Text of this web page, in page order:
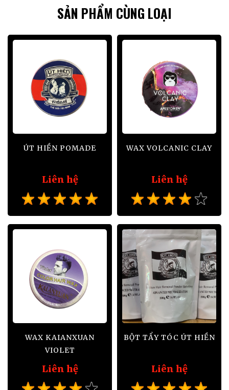
SẢN PHẨM CÙNG LOẠI
ÚT HIỀN POMADE
Liên hệ
WAX VOLCANIC CLAY
Liên hệ
WAX KAIANXUAN
VIOLET
Liên hệ
BỘT TẨY TÓC ÚT HIỀN
Liên hệ